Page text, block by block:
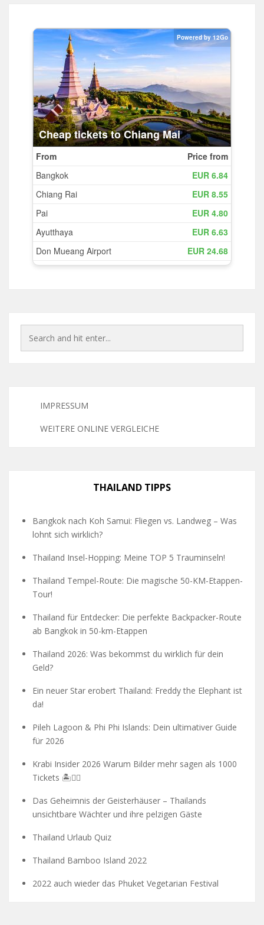
IMPRESSUM
WEITERE ONLINE VERGLEICHE
THAILAND TIPPS
Bangkok nach Koh Samui: Fliegen vs. Landweg – Was
lohnt sich wirklich?
Thailand Insel-Hopping: Meine TOP 5 Trauminseln!
Thailand Tempel-Route: Die magische 50-KM-Etappen-
Tour!
Thailand für Entdecker: Die perfekte Backpacker-Route
ab Bangkok in 50-km-Etappen
Thailand 2026: Was bekommst du wirklich für dein
Geld?
Ein neuer Star erobert Thailand: Freddy the Elephant ist
da!
Pileh Lagoon & Phi Phi Islands: Dein ultimativer Guide
für 2026
Krabi Insider 2026 Warum Bilder mehr sagen als 1000
Tickets 🏝️🧗‍♂️
Das Geheimnis der Geisterhäuser – Thailands
unsichtbare Wächter und ihre pelzigen Gäste
Thailand Urlaub Quiz
Thailand Bamboo Island 2022
2022 auch wieder das Phuket Vegetarian Festival